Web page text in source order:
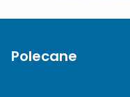
Polecane